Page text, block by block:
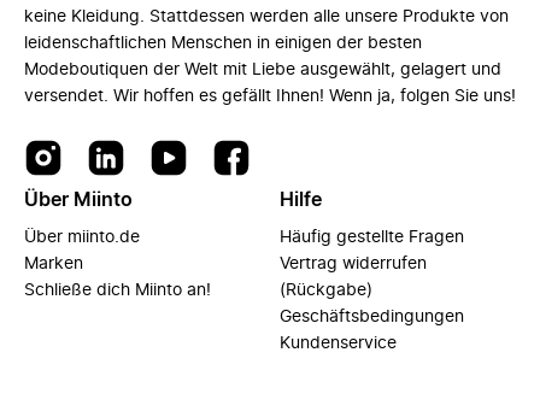
keine Kleidung. Stattdessen werden alle unsere Produkte von
leidenschaftlichen Menschen in einigen der besten
Modeboutiquen der Welt mit Liebe ausgewählt, gelagert und
versendet. Wir hoffen es gefällt Ihnen! Wenn ja, folgen Sie uns!
Über Miinto
Über miinto.de
Marken
Schließe dich Miinto an!
Hilfe
Häufig gestellte Fragen
Vertrag widerrufen
(Rückgabe)
Geschäftsbedingungen
Kundenservice